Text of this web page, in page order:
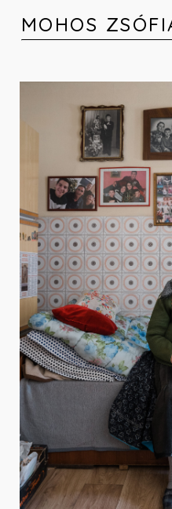
MOHOS